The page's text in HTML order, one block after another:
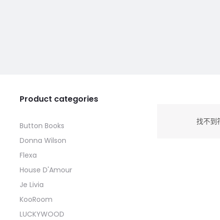
找不到
Product categories
Button Books
Donna Wilson
Flexa
House D'Amour
Je Livia
KooRoom
LUCKYWOOD